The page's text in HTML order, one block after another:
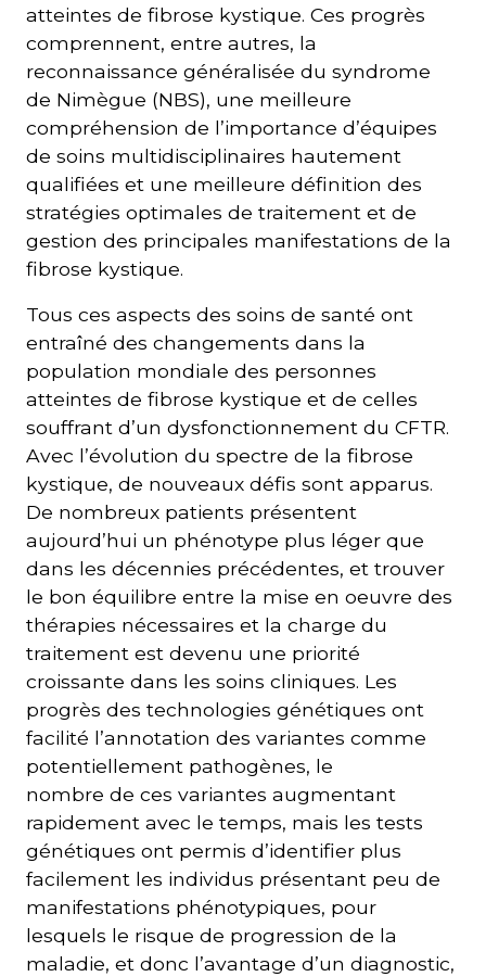
atteintes de fibrose kystique. Ces progrès
comprennent, entre autres, la
reconnaissance généralisée du syndrome
de Nimègue (NBS), une meilleure
compréhension de l’importance d’équipes
de soins multidisciplinaires hautement
qualifiées et une meilleure définition des
stratégies optimales de traitement et de
gestion des principales manifestations de la
fibrose kystique.
Tous ces aspects des soins de santé ont
entraîné des changements dans la
population mondiale des personnes
atteintes de fibrose kystique et de celles
souffrant d’un dysfonctionnement du CFTR.
Avec l’évolution du spectre de la fibrose
kystique, de nouveaux défis sont apparus.
De nombreux patients présentent
aujourd’hui un phénotype plus léger que
dans les décennies précédentes, et trouver
le bon équilibre entre la mise en oeuvre des
thérapies nécessaires et la charge du
traitement est devenu une priorité
croissante dans les soins cliniques. Les
progrès des technologies génétiques ont
facilité l’annotation des variantes comme
potentiellement pathogènes, le
nombre de ces variantes augmentant
rapidement avec le temps, mais les tests
génétiques ont permis d’identifier plus
facilement les individus présentant peu de
manifestations phénotypiques, pour
lesquels le risque de progression de la
maladie, et donc l’avantage d’un diagnostic,